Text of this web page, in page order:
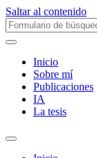
Saltar al contenido
Buscar:
Inicio
Sobre mí­
Publicaciones
IA
La tesis
Alternar